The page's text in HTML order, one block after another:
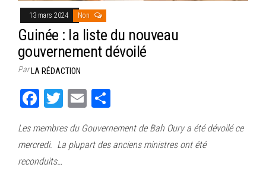
13 mars 2024 Non
Guinée : la liste du nouveau
gouvernement dévoilé
ParLA RÉDACTION
Fa
bo
ok
T
tt
er
E
ail ag
er
Les membres du Gouvernement de Bah Oury a été dévoilé ce
mercredi. La plupart des anciens ministres ont été
reconduits…